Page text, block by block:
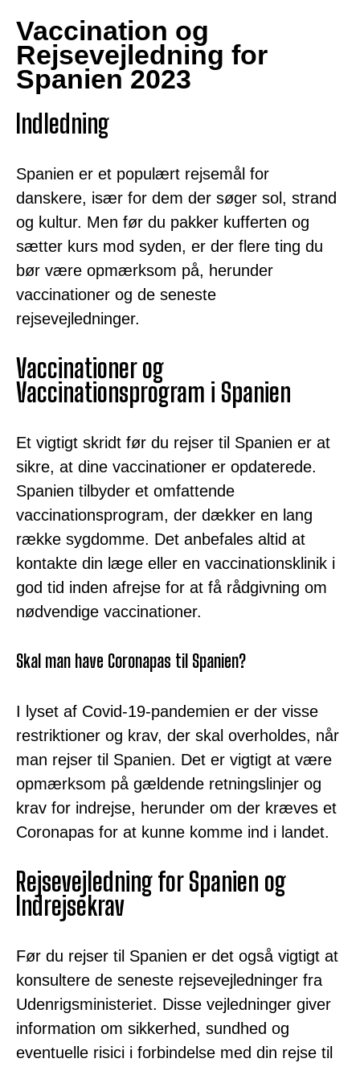
Vaccination og
Rejsevejledning for
Spanien 2023
Indledning
Spanien er et populært rejsemål for
danskere, især for dem der søger sol, strand
og kultur. Men før du pakker kufferten og
sætter kurs mod syden, er der flere ting du
bør være opmærksom på, herunder
vaccinationer og de seneste
rejsevejledninger.
Vaccinationer og
Vaccinationsprogram i Spanien
Et vigtigt skridt før du rejser til Spanien er at
sikre, at dine vaccinationer er opdaterede.
Spanien tilbyder et omfattende
vaccinationsprogram, der dækker en lang
række sygdomme. Det anbefales altid at
kontakte din læge eller en vaccinationsklinik i
god tid inden afrejse for at få rådgivning om
nødvendige vaccinationer.
Skal man have Coronapas til Spanien?
I lyset af Covid-19-pandemien er der visse
restriktioner og krav, der skal overholdes, når
man rejser til Spanien. Det er vigtigt at være
opmærksom på gældende retningslinjer og
krav for indrejse, herunder om der kræves et
Coronapas for at kunne komme ind i landet.
Rejsevejledning for Spanien og
Indrejsekrav
Før du rejser til Spanien er det også vigtigt at
konsultere de seneste rejsevejledninger fra
Udenrigsministeriet. Disse vejledninger giver
information om sikkerhed, sundhed og
eventuelle risici i forbindelse med din rejse til